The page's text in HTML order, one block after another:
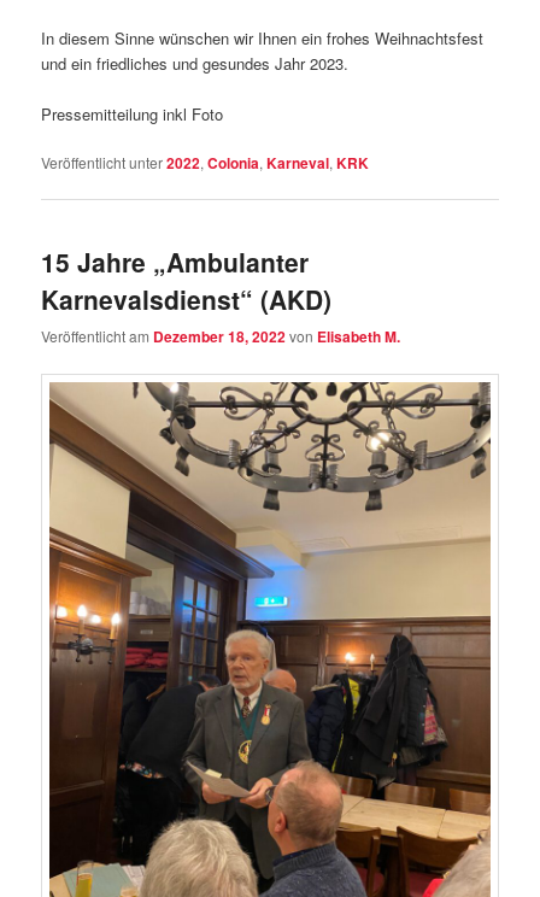
In diesem Sinne wünschen wir Ihnen ein frohes Weihnachtsfest
und ein friedliches und gesundes Jahr 2023.
Pressemitteilung inkl Foto
Veröffentlicht unter2022,Colonia,Karneval,KRK
15 Jahre „Ambulanter
Karnevalsdienst“ (AKD)
Veröffentlicht am Dezember 18, 2022von Elisabeth M.